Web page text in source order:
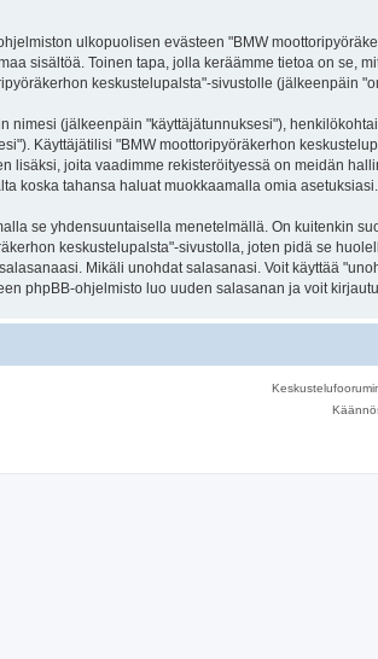
ulkopuolisen evästeen "BMW
sisältöä. Toinen tapa, jolla keräämme tietoa on se,
keskustelupalsta"-sivustolle (jälkeenpäin
nimesi (jälkeenpäin "käyttäjätunnuksesi"),
Käyttäjätilisi "BMW moottoripyöräkerhon
lisäksi, joita vaadimme rekisteröityessä on meidän
koska tahansa haluat muokkaamalla omia asetuksiasi.
se yhdensuuntaisella menetelmällä. On kuitenkin
keskustelupalsta"-sivustolla, joten pidä se
Mikäli unohdat salasanasi. Voit käyttää
phpBB-ohjelmisto luo uuden salasanan ja voit